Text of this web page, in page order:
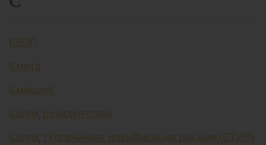
СВОП
Смета
Смишинг
Солиқ резидентлари
Солиқ тўловчининг иденфикация рақами (СТИР)